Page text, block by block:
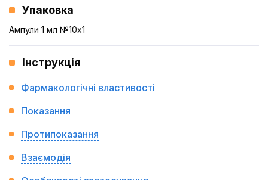
Упаковка
Ампули 1 мл №10x1
Інструкція
Фармакологічні властивості
Показання
Протипоказання
Взаємодія